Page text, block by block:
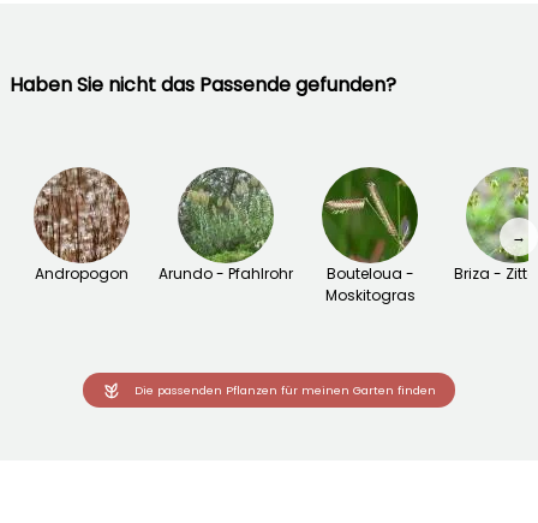
Haben Sie nicht das Passende gefunden?
Andropogon Arundo - Pfahlrohr
Bouteloua -
Moskitogras
Briza -
→
Die passenden Pflanzen für meinen Garten finden